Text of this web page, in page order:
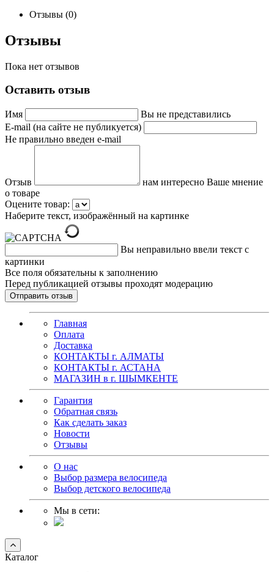
Отзывы (0)
Отзывы
Пока нет отзывов
Оставить отзыв
Имя
Вы не представились
E-mail (на сайте не публикуется)
Не правильно введен e-mail
Отзыв
нам интересно Ваше мнение
о товаре
Оцените товар:
Наберите текст, изображённый на картинке
Вы неправильно ввели текст с
картинки
Все поля обязательны к заполнению
Перед публикацией отзывы проходят модерацию
Главная
Оплата
Доставка
КОНТАКТЫ г. АЛМАТЫ
КОНТАКТЫ г. АСТАНА
МАГАЗИН в г. ШЫМКЕНТЕ
Гарантия
Обратная связь
Как сделать заказ
Новости
Отзывы
О нас
Выбор размера велосипеда
Выбор детского велосипеда
Мы в сети:
Каталог